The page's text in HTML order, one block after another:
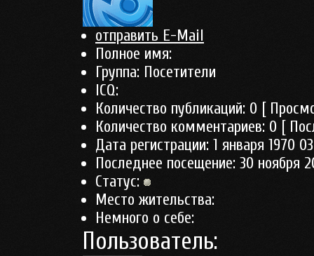
отправить E-Mail
Полное имя:
Группа: Посетители
ICQ:
Количество публикаций: 0 [
Количество комментариев: 0 [
Дата регистрации: 1 января 1970
Последнее посещение: 30 ноября
Статус:
Место жительства:
Немного о себе:
Пользователь: